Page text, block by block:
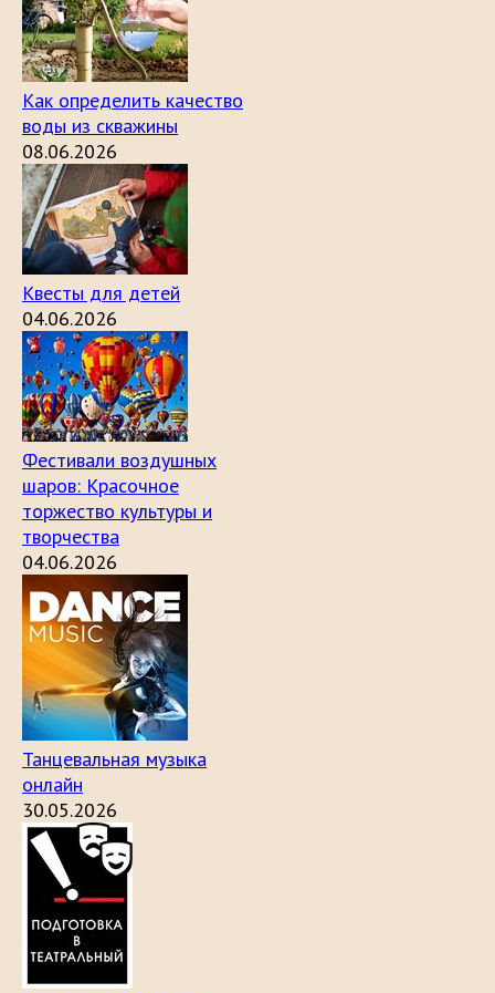
Как определить качество
воды из скважины
08.06.2026
Квесты для детей
04.06.2026
Фестивали воздушных
шаров: Красочное
торжество культуры и
творчества
04.06.2026
Танцевальная музыка
онлайн
30.05.2026